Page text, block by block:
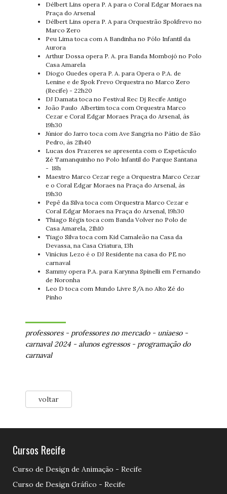
Délbert Lins opera P. A para o Coral Edgar Moraes na
Praça do Arsenal
Délbert Lins opera P. A para Orquestrão Spokfrevo no
Marco Zero
Peu Lima toca com A Bandinha no Pólo Infantil da
Aurora
Arthur Dossa opera P. A. pra Banda Mombojó no Polo
Casa Amarela
Diogo Guedes opera P. A. para Opera o P.A. de
Lenine e de Spok Frevo Orquestra no Marco Zero
(Recife) - 22h20
DJ Damata toca no Festival Rec Dj Recife Antigo
João Paulo Albertim toca com Orquestra Marco
Cezar e Coral Edgar Moraes Praça do Arsenal, às
19h30
Júnior do Jarro toca com Ave Sangria no Pátio de São
Pedro, às 21h40
Lucas dos Prazeres se apresenta com o Espetáculo
Zé Tamanquinho no Polo Infantil do Parque Santana
- 18h
Maestro Marco Cezar rege a Orquestra Marco Cezar
e o Coral Edgar Moraes na Praça do Arsenal, às
19h30
Pepê da Silva toca com Orquestra Marco Cezar e
Coral Edgar Moraes na Praça do Arsenal, 19h30
Thiago Régis toca com Banda Volver no Polo de
Casa Amarela, 21h10
Tiago Silva toca com Kid Camaleão na Casa da
Devassa, na Casa Criatura, 13h
Vinícius Lezo é o DJ Residente na casa do PE no
carnaval
Sammy opera P.A. para Karynna Spinelli em Fernando
de Noronha
Leo D toca com Mundo Livre S/A no Alto Zé do
Pinho
professores- professores no mercado- uniaeso-
carnaval 2024 - alunos egressos- programação do
carnaval
voltar
Cursos Recife
Curso de Design de Animação - Recife
Curso de Design Gráfico - Recife